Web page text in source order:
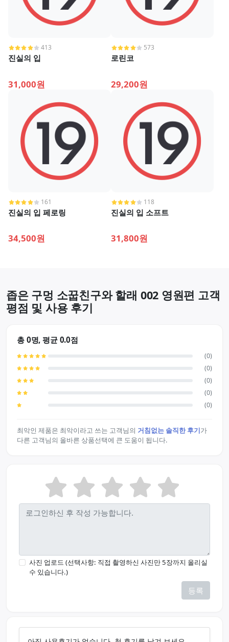
413
진실의 입
31,000원
573
로린코
29,200원
161
진실의 입 페로링
34,500원
118
진실의 입 소프트
31,800원
좁은 구멍 소꿉친구와 할래 002 영원편 고객
평점 및 사용 후기
총 0명, 평균 0.0점
(0)
(0)
(0)
(0)
(0)
최악인 제품은 최악이라고 쓰는 고객님의 거침없는 솔직한 후기가
다른 고객님의 올바른 상품선택에 큰 도움이 됩니다.
사진 업로드 (선택사항: 직접 촬영하신 사진만 5장까지 올리실
수 있습니다.)
등록